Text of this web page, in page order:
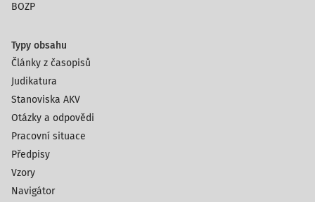
BOZP
Typy obsahu
Články z časopisů
Judikatura
Stanoviska AKV
Otázky a odpovědi
Pracovní situace
Předpisy
Vzory
Navigátor